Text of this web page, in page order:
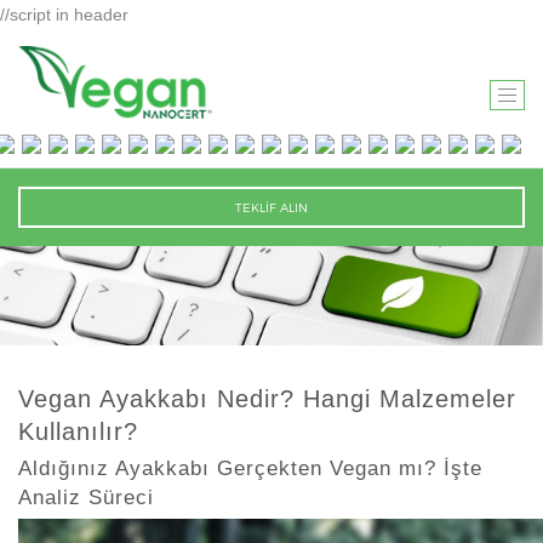
//script in header
T
O
G
G
L
N
A
V
G
O
TEKLİF ALIN
Vegan Ayakkabı Nedir? Hangi Malzemeler
Kullanılır?
Aldığınız Ayakkabı Gerçekten Vegan mı? İşte
Analiz Süreci